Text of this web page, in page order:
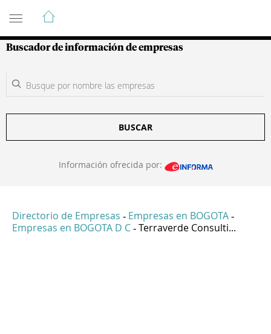
Guía de Empresas Colombianas
Buscador de información de empresas
BUSCAR
Información ofrecida por:
Directorio de Empresas - Empresas en BOGOTA -
Empresas en BOGOTA D C - Terraverde Consulti...